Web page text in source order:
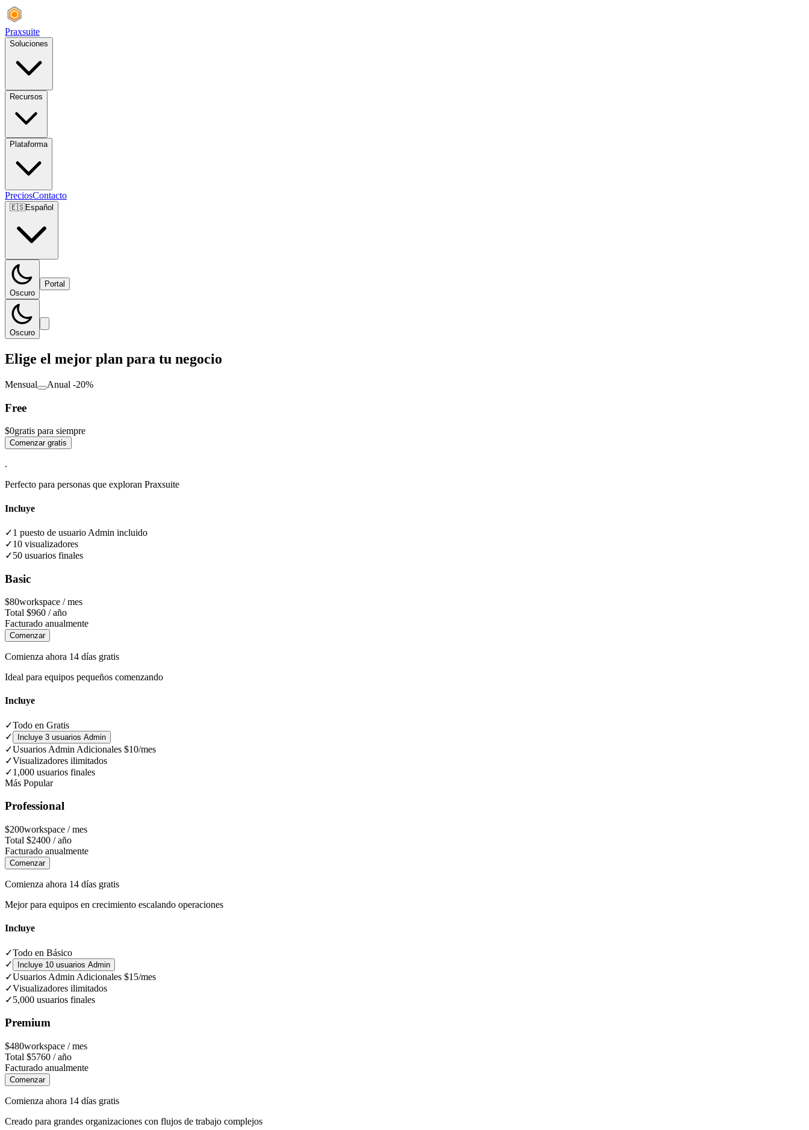
Praxsuite
Soluciones
Recursos
Plataforma
PreciosContacto
🇪🇸Español
Oscuro
Portal
Oscuro
Elige el mejor plan para tu negocio
Mensual Anual -20%
Free
$0gratis para siempre
Comenzar gratis
.
Perfecto para personas que exploran Praxsuite
Incluye
✓1 puesto de usuario Admin incluido
✓10 visualizadores
✓50 usuarios finales
Basic
$80workspace / mes
Total $960 /año
Facturado anualmente
Comenzar
Comienza ahora 14 días gratis
Ideal para equipos pequeños comenzando
Incluye
✓Todo en Gratis
✓
Incluye 3 usuarios Admin
✓Usuarios Admin Adicionales $10/mes
✓Visualizadores ilimitados
✓1,000 usuarios finales
Más Popular
Professional
$200workspace / mes
Total $2400 /año
Facturado anualmente
Comenzar
Comienza ahora 14 días gratis
Mejor para equipos en crecimiento escalando operaciones
Incluye
✓Todo en Básico
✓
Incluye 10 usuarios Admin
✓Usuarios Admin Adicionales $15/mes
✓Visualizadores ilimitados
✓5,000 usuarios finales
Premium
$480workspace / mes
Total $5760 /año
Facturado anualmente
Comenzar
Comienza ahora 14 días gratis
Creado para grandes organizaciones con flujos de trabajo complejos